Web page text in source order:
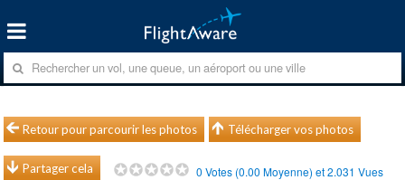
Retour pour parcourir les photos Télécharger vos photos
Partager cela 0 Votes (0.00 Moyenne) et2.031 Vues